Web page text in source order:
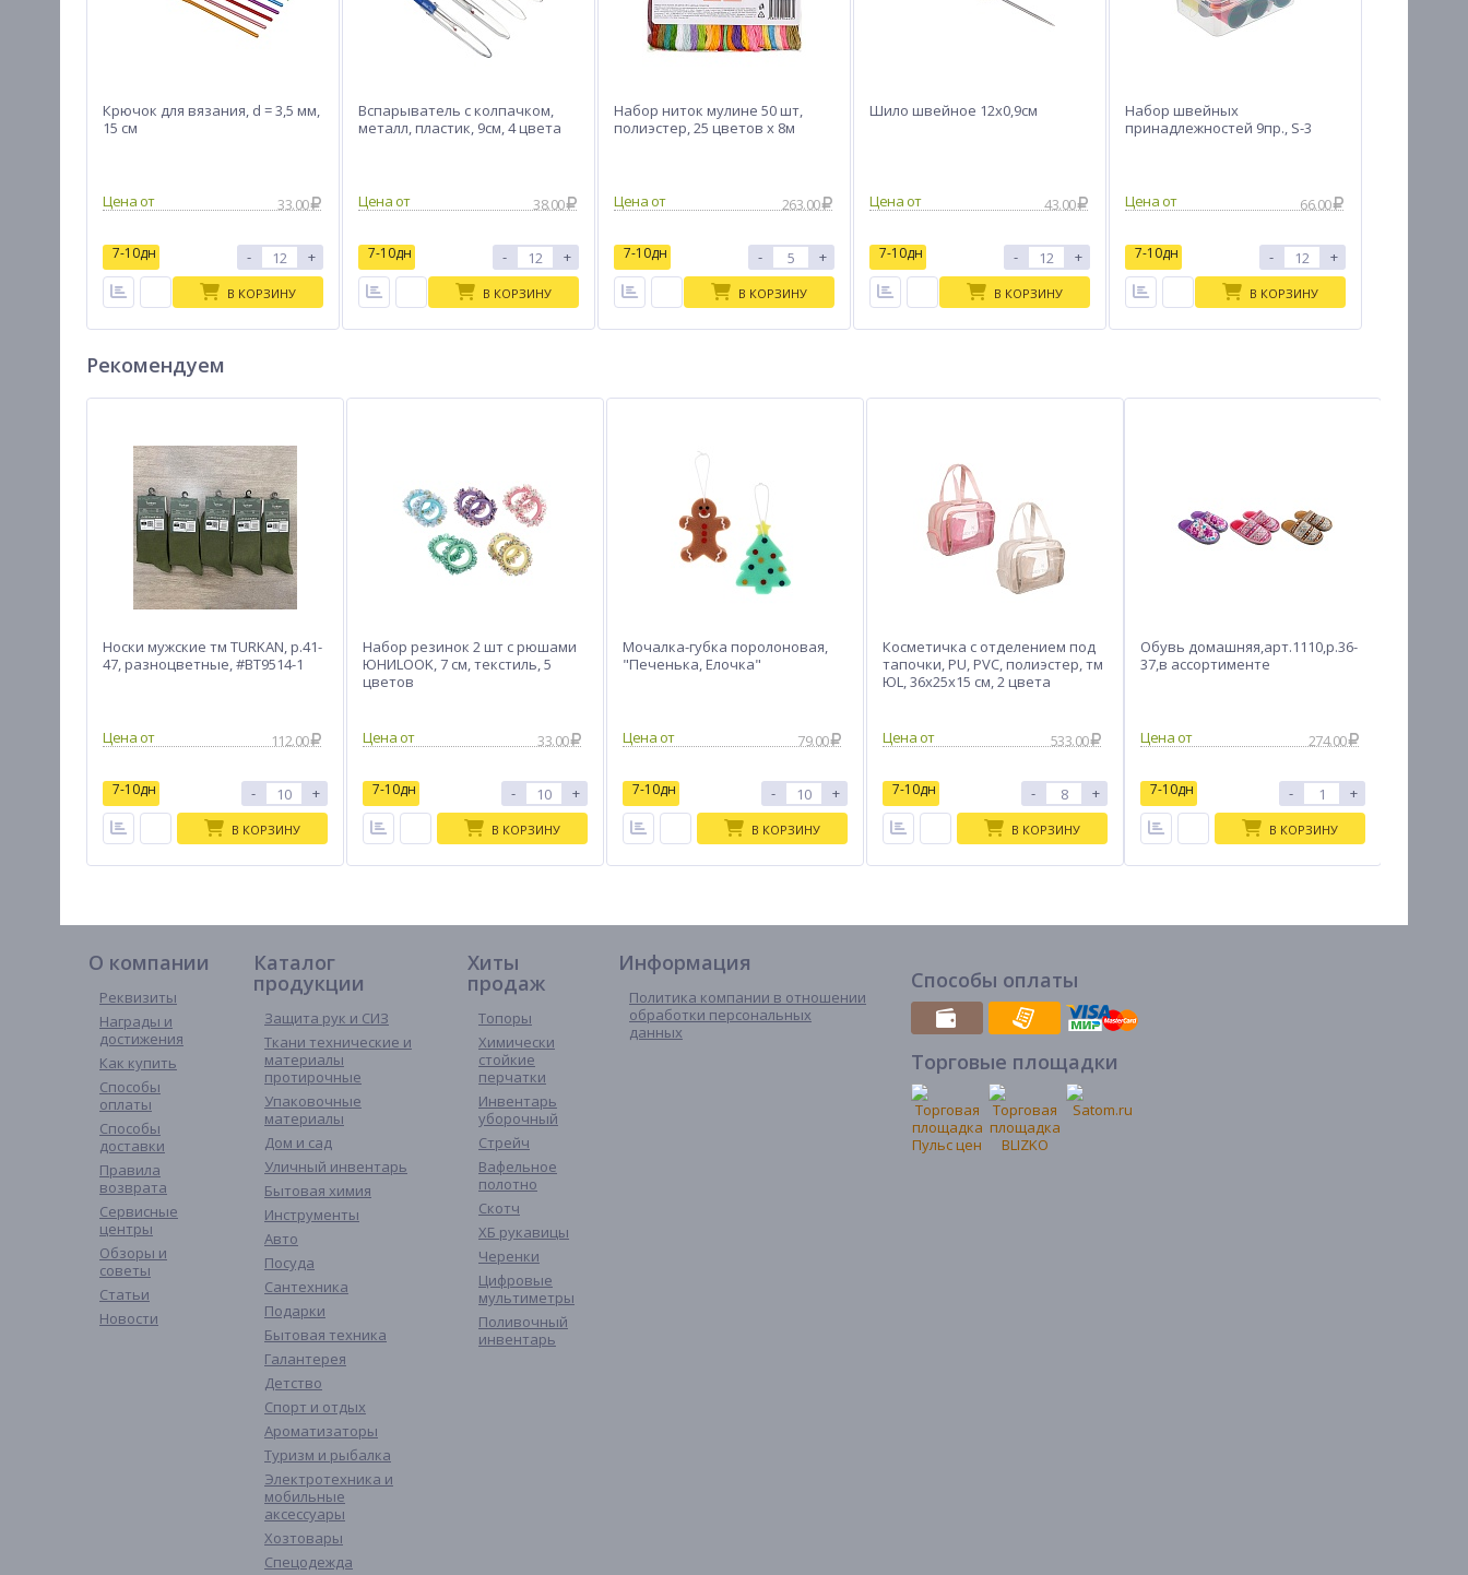
Крючок для вязания, d = 3,5 мм,
15 см
Цена от 33.00
7-10дн - +
В КОРЗИНУ
Вспарыватель с колпачком,
металл, пластик, 9см, 4 цвета
Цена от 38.00
7-10дн - +
В КОРЗИНУ
Набор ниток мулине 50 шт,
полиэстер, 25 цветов x 8м
Цена от 263.00
7-10дн - +
В КОРЗИНУ
Шило швейное 12x0,9см
Цена от 43.00
7-10дн - +
В КОРЗИНУ
Набор швейных
принадлежностей 9пр., S-3
Цена от 66.00
7-10дн - +
В КОРЗИНУ
Рекомендуем
Носки мужские тм TURKAN, р.41-
47, разноцветные, #BT9514-1
112.00
7-10дн - +
В КОРЗИНУ
Набор резинок 2 шт с рюшами
ЮНИLOOK, 7 см, текстиль, 5
цветов
33.00
7-10дн - +
В КОРЗИНУ
Мочалка-губка поролоновая,
"Печенька, Елочка"
79.00
7-10дн - +
В КОРЗИНУ
Косметичка с отделением под
тапочки, PU, PVC, полиэстер, тм
ЮL, 36х25х15 см, 2 цвета
533.00
7-10дн - +
В КОРЗИНУ
Обувь домашняя,арт.1110,р.36-
37,в ассортименте
274.00
7-10дн - +
В КОРЗИНУ
О компании
Реквизиты
Награды и
достижения
Как купить
Способы
оплаты
Способы
доставки
Правила
возврата
Сервисные
центры
Обзоры и
советы
Статьи
Новости
Каталог
продукции
Защита рук и СИЗ
Ткани технические и
материалы
протирочные
Упаковочные
материалы
Дом и сад
Уличный инвентарь
Бытовая химия
Инструменты
Авто
Посуда
Сантехника
Подарки
Бытовая техника
Галантерея
Детство
Спорт и отдых
Ароматизаторы
Туризм и рыбалка
Электротехника и
мобильные
аксессуары
Хозтовары
Спецодежда
Хиты
продаж
Топоры
Химически
стойкие
перчатки
Инвентарь
уборочный
Стрейч
Вафельное
полотно
Скотч
ХБ рукавицы
Черенки
Цифровые
мультиметры
Поливочный
инвентарь
Информация
Политика компании в отношении
обработки персональных
данных
Способы оплаты
Торговые площадки